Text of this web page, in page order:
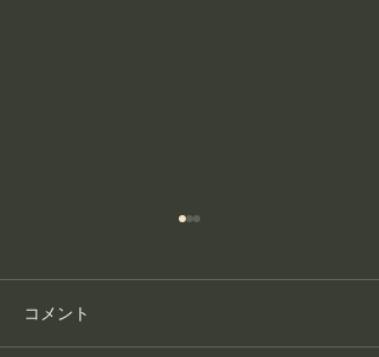
コメント